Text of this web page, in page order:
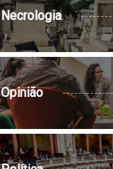
Necrologia
Opinião